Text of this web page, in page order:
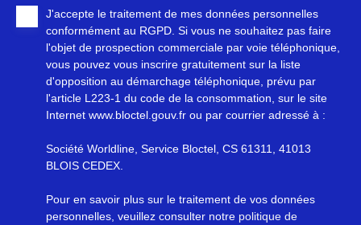
J'accepte le traitement de mes données personnelles
conformément au RGPD. Si vous ne souhaitez pas faire
l'objet de prospection commerciale par voie téléphonique,
vous pouvez vous inscrire gratuitement sur la liste
d'opposition au démarchage téléphonique, prévu par
l'article L223-1 du code de la consommation, sur le site
Internet www.bloctel.gouv.fr ou par courrier adressé à :
Société Worldline, Service Bloctel, CS 61311, 41013
BLOIS CEDEX.
Pour en savoir plus sur le traitement de vos données
personnelles, veuillez consulter notre politique de